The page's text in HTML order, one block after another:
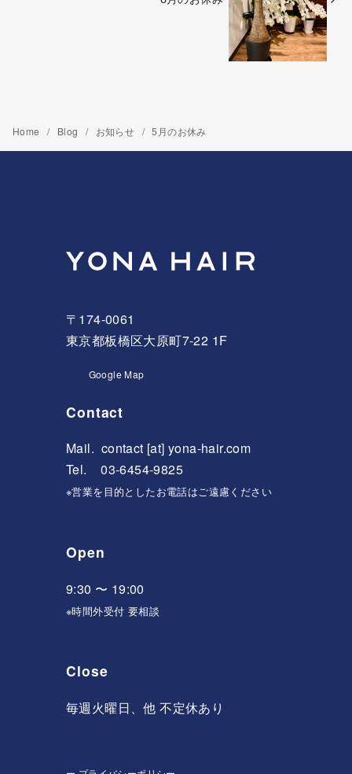
Home Blog お知らせ 5月のお休み
〒174-0061
東京都板橋区大原町7-22 1F
Google Map
Contact
Mail. contact [at] yona-hair.com
Tel. 03-6454-9825
※営業を目的としたお電話はご遠慮ください
Open
9:30 〜 19:00
※時間外受付 要相談
Close
毎週火曜日、他 不定休あり